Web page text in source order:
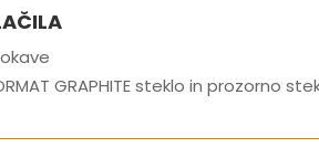
GRAPHITE steklo in prozorno